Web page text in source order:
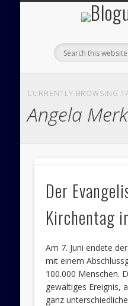
ÜBER UNS –
CURRENTLY BROWSING
Angela
Der
Kirchentag
Am 7. Juni endete
mit einem
100.000 Menschen.
gewaltiges Ereignis,
ganz